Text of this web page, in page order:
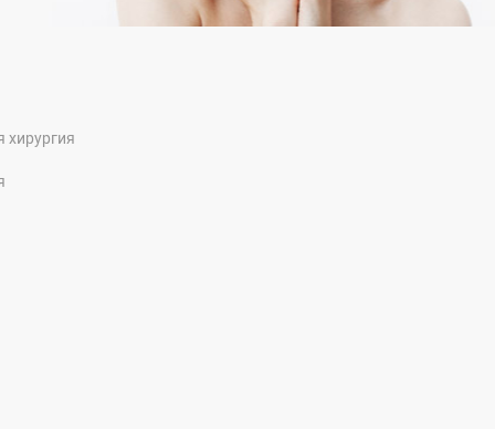
хирургия